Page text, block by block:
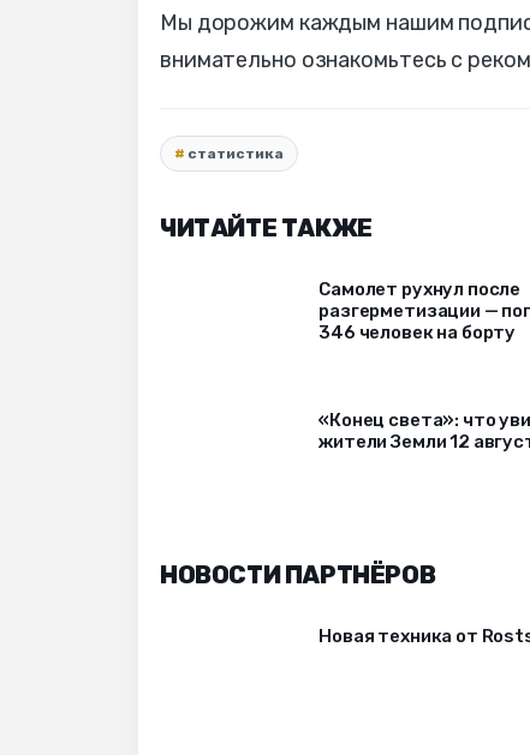
Мы дорожим каждым нашим
внимательно ознакомьтесь с
статистика
ЧИТАЙТЕ ТАКЖЕ
Самолет рухнул после
разгерметизации —
346 человек на борту
«Конец света»: что
жители Земли 12
НОВОСТИ ПАРТНЁРОВ
Новая техника от